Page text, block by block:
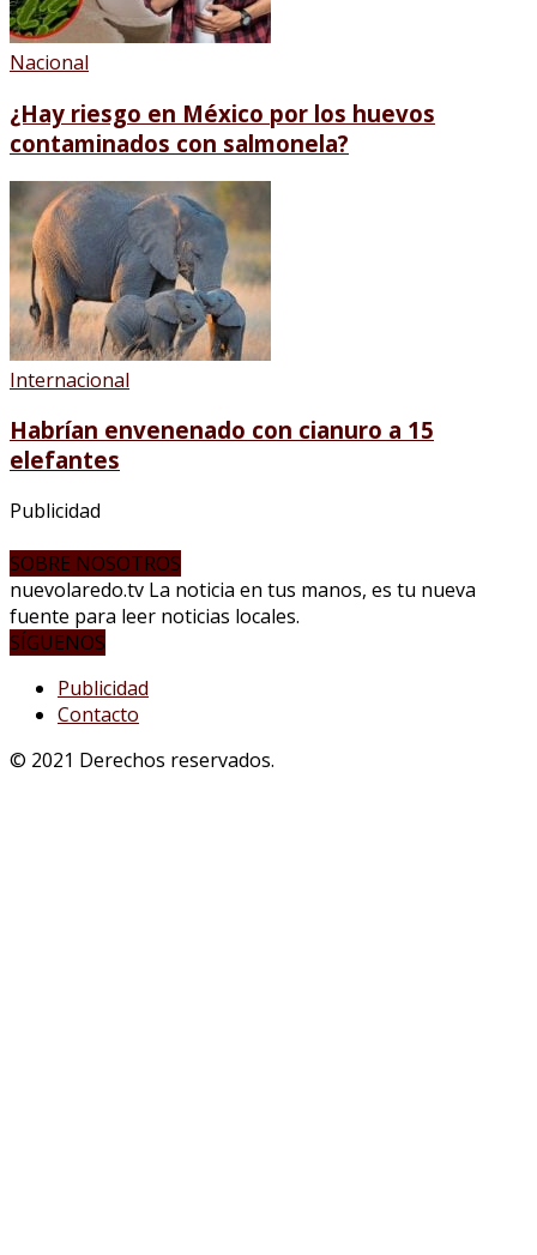
Nacional
¿Hay riesgo en México por los huevos
contaminados con salmonela?
Internacional
Habrían envenenado con cianuro a 15
elefantes
Publicidad
SOBRE NOSOTROS
nuevolaredo.tv La noticia en tus manos, es tu nueva
fuente para leer noticias locales.
SÍGUENOS
Publicidad
Contacto
© 2021 Derechos reservados.